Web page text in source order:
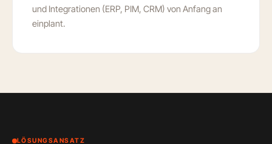
und Integrationen (ERP, PIM, CRM) von Anfang an
einplant.
LÖSUNGSANSATZ